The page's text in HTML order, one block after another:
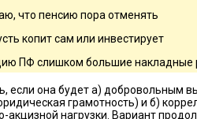
что пенсию пора отменять
копит сам или инвестирует
ПФ слишком большие накладные
если она будет а) добровольным
грамотность) и б)
акцизной нагрузки. Вариант